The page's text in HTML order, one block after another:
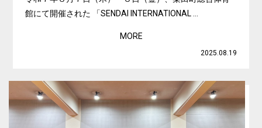
館にて開催された 「SENDAI INTERNATIONAL ...
MORE
2025.08.19